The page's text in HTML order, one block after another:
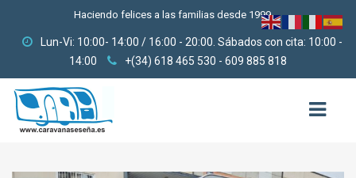
Haciendo felices a las familias desde 1999
Lun-Vi: 10:00- 14:00 / 16:00 - 20:00. Sábados con cita: 10:00 -
14:00
+(34) 618 465 530 - 609 885 818